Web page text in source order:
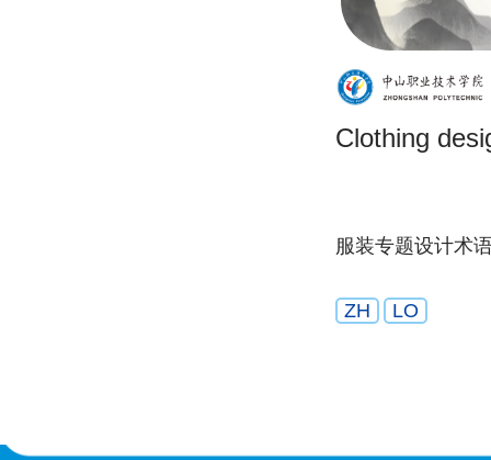
Clothing
服装专题设计术
ZH LO